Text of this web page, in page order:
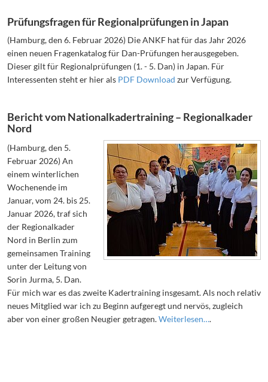
Prüfungsfragen für Regionalprüfungen in Japan
(Hamburg, den 6. Februar 2026) Die ANKF hat für das Jahr 2026
einen neuen Fragenkatalog für Dan-Prüfungen herausgegeben.
Dieser gilt für Regionalprüfungen (1. - 5. Dan) in Japan. Für
Interessenten steht er hier als PDF Download zur Verfügung.
Bericht vom Nationalkadertraining – Regionalkader
Nord
(Hamburg, den 5.
Februar 2026) An
einem winterlichen
Wochenende im
Januar, vom 24. bis 25.
Januar 2026, traf sich
der Regionalkader
Nord in Berlin zum
gemeinsamen Training
unter der Leitung von
Sorin Jurma, 5. Dan.
Für mich war es das zweite Kadertraining insgesamt. Als noch relativ
neues Mitglied war ich zu Beginn aufgeregt und nervös, zugleich
aber von einer großen Neugier getragen.Weiterlesen….